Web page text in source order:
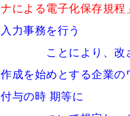
ナによる電子化保存規程
入力事務を行う
ことにより、改ざん
作成を始めとする企業
付与の時 期等に